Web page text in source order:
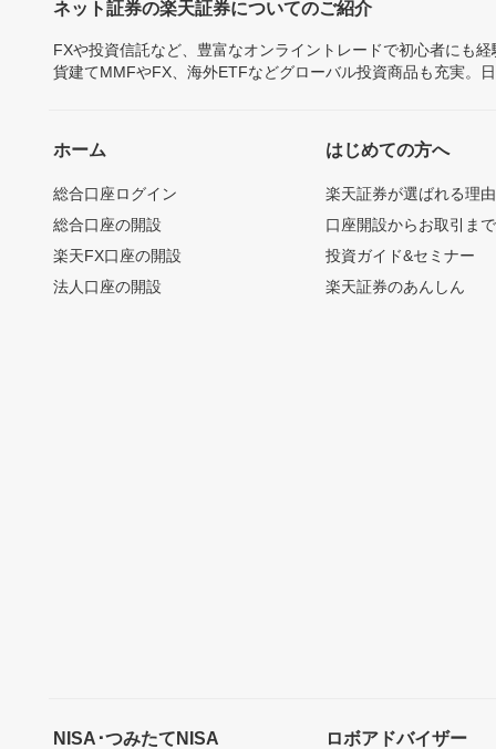
ネット証券の楽天証券についてのご紹介
FXや投資信託など、豊富なオンライントレードで初心者にも
貨建てMMFやFX、海外ETFなどグローバル投資商品も充実。
ホーム
総合口座ログイン
総合口座の開設
楽天FX口座の開設
法人口座の開設
はじめての方へ
楽天証券が選ばれる理由
口座開設からお取引ま
投資ガイド&セミナー
楽天証券のあんしん
NISA･つみたてNISA ロボアドバイザー